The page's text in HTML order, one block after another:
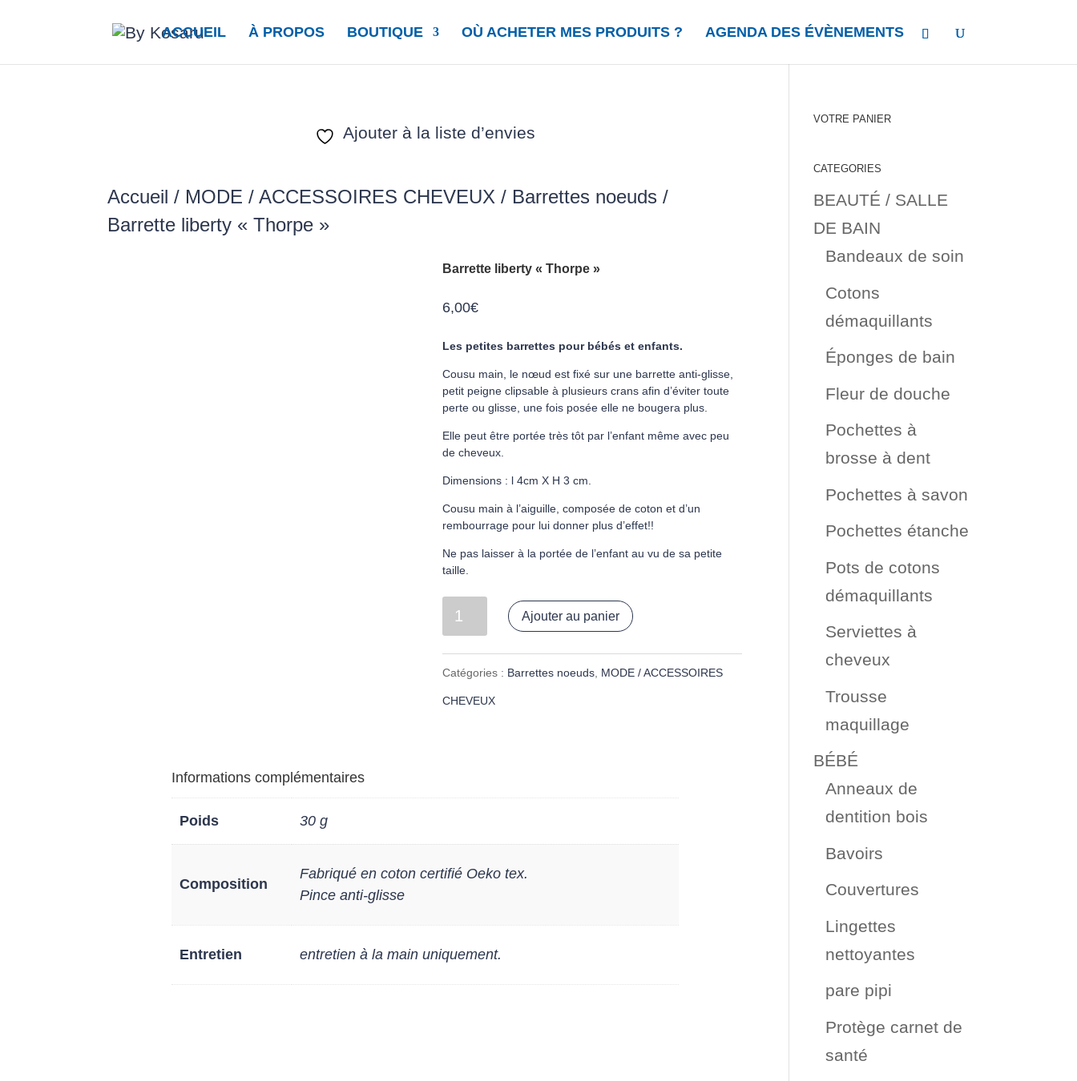
ACCUEIL À PROPOS BOUTIQUE OÙ ACHETER MES PRODUITS ? AGENDA DES ÉVÈNEMENTS
Ajouter à la liste d’envies
Accueil / MODE / ACCESSOIRES CHEVEUX / Barrettes noeuds /
Barrette liberty « Thorpe »
Barrette liberty « Thorpe »
6,00€
Les petites barrettes pour bébés et enfants.
Cousu main, le nœud est fixé sur une barrette anti-glisse,
petit peigne clipsable à plusieurs crans afin d’éviter toute
perte ou glisse, une fois posée elle ne bougera plus.
Elle peut être portée très tôt par l’enfant même avec peu
de cheveux.
Dimensions : l 4cm X H 3 cm.
Cousu main à l’aiguille, composée de coton et d’un
rembourrage pour lui donner plus d’effet!!
Ne pas laisser à la portée de l’enfant au vu de sa petite
taille.
quantité
de
Barrette
liberty
Ajouter au panier
Catégories : Barrettes noeuds, MODE / ACCESSOIRES
CHEVEUX
Informations complémentaires
Poids 30 g
Composition
Fabriqué en coton certifié Oeko tex.
Pince anti-glisse
Entretien entretien à la main uniquement.
VOTRE PANIER
CATEGORIES
BEAUTÉ / SALLE
DE BAIN
Bandeaux de soin
Cotons
démaquillants
Éponges de bain
Fleur de douche
Pochettes à
brosse à dent
Pochettes à savon
Pochettes étanche
Pots de cotons
démaquillants
Serviettes à
cheveux
Trousse
maquillage
BÉBÉ
Anneaux de
dentition bois
Bavoirs
Couvertures
Lingettes
nettoyantes
pare pipi
Protège carnet de
santé